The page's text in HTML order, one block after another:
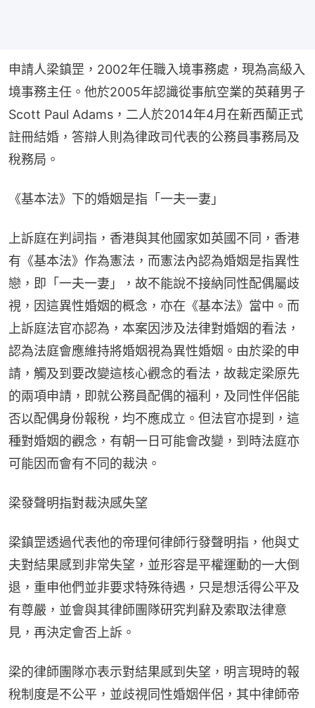
申請人梁鎮罡，2002年任職入境事務處，現為高級入
境事務主任。他於2005年認識從事航空業的英藉男子
Scott Paul Adams，二人於2014年4月在新西蘭正式
註冊結婚，答辯人則為律政司代表的公務員事務局及
稅務局。
《基本法》下的婚姻是指「一夫一妻」
上訴庭在判詞指，香港與其他國家如英國不同，香港
有《基本法》作為憲法，而憲法內認為婚姻是指異性
戀，即「一夫一妻」，故不能說不接納同性配偶屬歧
視，因這異性婚姻的概念，亦在《基本法》當中。而
上訴庭法官亦認為，本案因涉及法律對婚姻的看法，
認為法庭會應維持將婚姻視為異性婚姻。由於梁的申
請，觸及到要改變這核心觀念的看法，故裁定梁原先
的兩項申請，即就公務員配偶的福利，及同性伴侶能
否以配偶身份報稅，均不應成立。但法官亦提到，這
種對婚姻的觀念，有朝一日可能會改變，到時法庭亦
可能因而會有不同的裁決。
梁發聲明指對裁決感失望
梁鎮罡透過代表他的帝理何律師行發聲明指，他與丈
夫對結果感到非常失望，並形容是平權運動的一大倒
退，重申他們並非要求特殊待遇，只是想活得公平及
有尊嚴，並會與其律師團隊研究判辭及索取法律意
見，再決定會否上訴。
梁的律師團隊亦表示對結果感到失望，明言現時的報
稅制度是不公平，並歧視同性婚姻伴侶，其中律師帝